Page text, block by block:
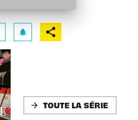
notifications
arrow_forward TOUTE LA SÉRIE